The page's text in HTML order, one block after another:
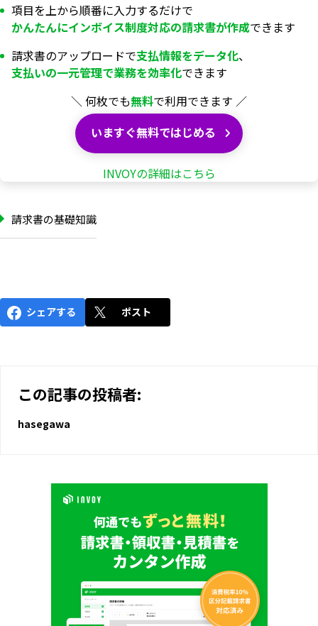
項目を上から順番に入力するだけで
かんたんにインボイス制度対応の請求書が作成できます
請求書のアップロードで支払情報をデータ化、
支払いの一元管理で業務を効率化できます
＼ 何枚でも無料で利用できます ／
いますぐ無料ではじめる
INVOYの詳細はこちら
請求書の基礎知識
シェアする ポスト
この記事の投稿者:
hasegawa